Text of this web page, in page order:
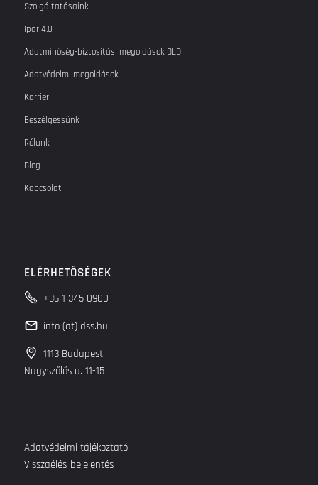
Szolgáltatásaink
Ipar 4.0
Adatminőség-biztosítási megoldások OLD
Adatvédelmi megoldások
Karrier
Beszélgessünk
Rólunk
Blog
Kapcsolat
ELÉRHETŐSÉGEK
+36 1 345 0900
info (at) dss.hu
1113 Budapest,
Nagyszőlős u. 11-15
Adatvédelmi tájékoztató
Visszaélés-bejelentés